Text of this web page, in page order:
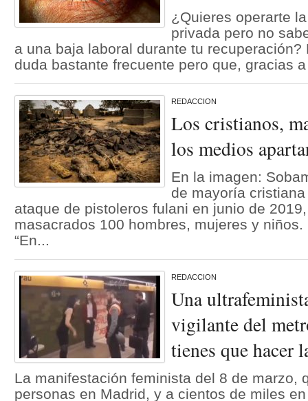
¿Quieres operarte
privada pero no
a una baja laboral durante tu recuperación?
duda bastante frecuente pero que, gracias
REDACCION
Los cristianos,
los medios
En la imagen:
de mayoría
ataque de pistoleros fulani en junio de
masacrados 100 hombres, mujeres y
“En...
REDACCION
Una
vigilante del
tienes que hacer
La manifestación feminista del 8 de marzo,
personas en Madrid, y a cientos de miles